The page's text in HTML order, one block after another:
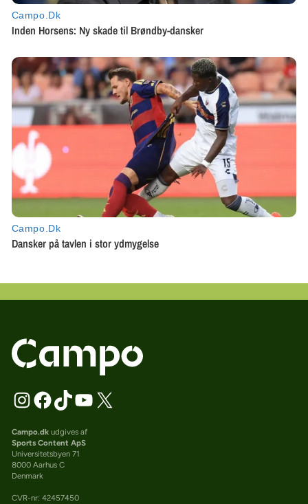
Campo.dkudgives af
Sports Content ApS
Universitetsbyen 71
8000 Aarhus C
Denmark
CVR-nr: 42457450